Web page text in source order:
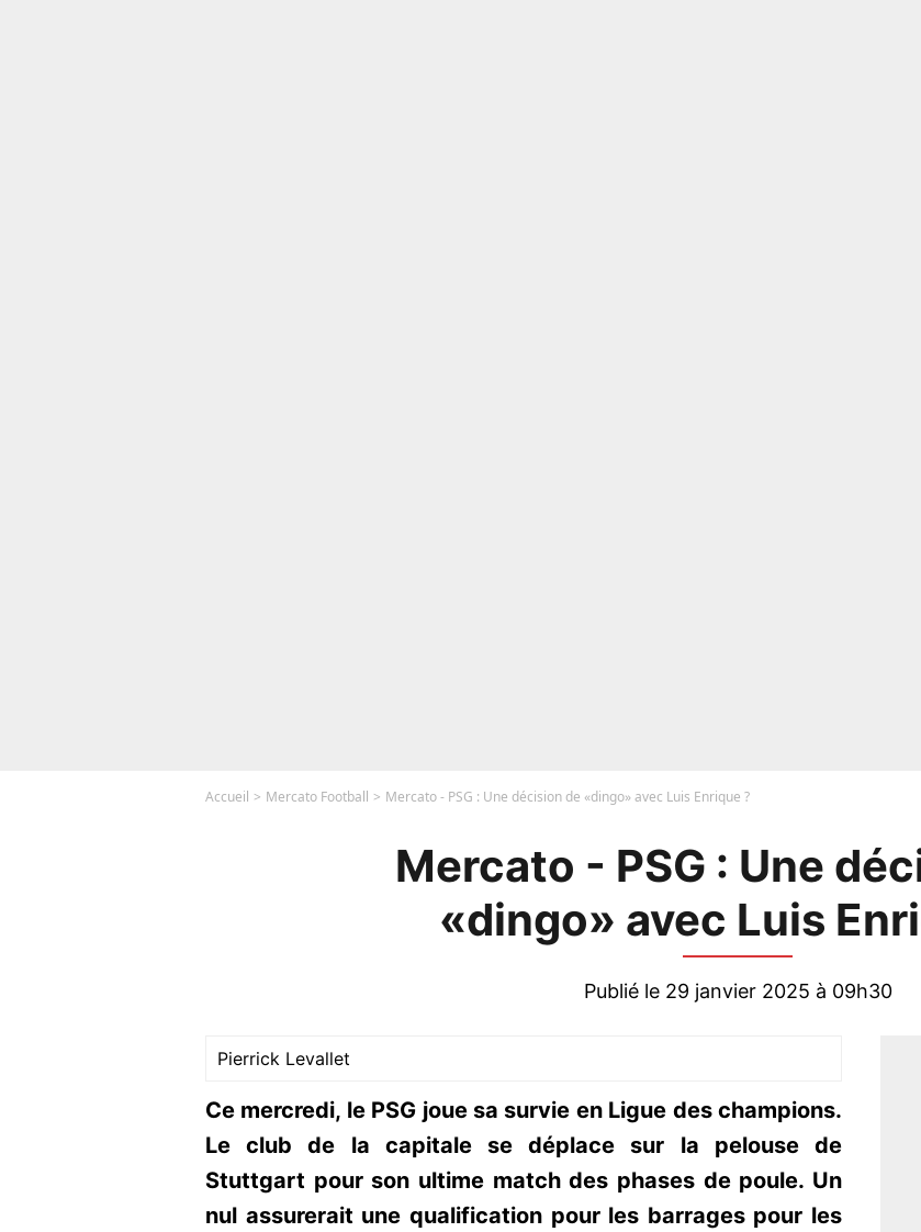
Accueil Mercato Football Mercato - PSG : Une décision de «dingo» avec Luis Enrique ?
Mercato - PSG : Une
«dingo» avec Luis
Publié le 29 janvier 2025 à 09h30
Pierrick Levallet
Ce mercredi, le PSG joue sa survie en Ligue des champions.
Le club de la capitale se déplace sur la pelouse de
Stuttgart pour son ultime match des phases de poule. Un
nul assurerait une qualification pour les barrages pour les